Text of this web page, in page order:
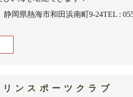
岡県熱海市和田浜南町9-24TEL :
ンスポーツクラブ